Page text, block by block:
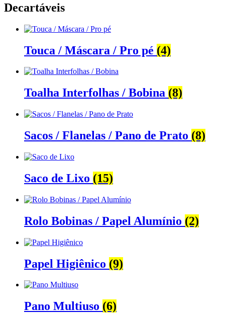
Decartáveis
Touca / Máscara / Pro pé (4)
Toalha Interfolhas / Bobina (8)
Sacos / Flanelas / Pano de Prato (8)
Saco de Lixo (15)
Rolo Bobinas / Papel Alumínio (2)
Papel Higiênico (9)
Pano Multiuso (6)